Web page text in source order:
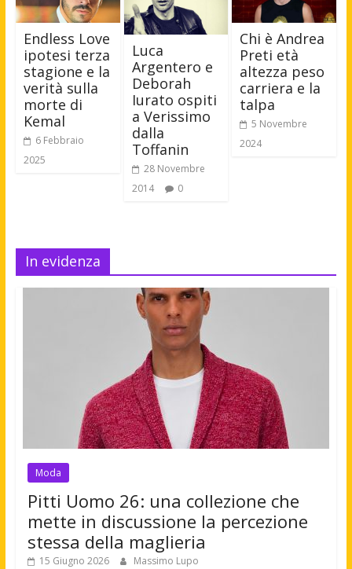
Endless Love
ipotesi terza
stagione e la
verità sulla
morte di
Kemal
6 Febbraio
2025
Luca
Argentero e
Deborah
Iurato ospiti
a Verissimo
dalla
Toffanin
28 Novembre
2014
0
Chi è Andrea
Preti età
altezza peso
carriera e la
talpa
5 Novembre
2024
In evidenza
Moda
Pitti Uomo 26: una collezione che
mette in discussione la percezione
stessa della maglieria
15 Giugno 2026 Massimo Lupo